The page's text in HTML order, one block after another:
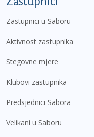
Zastupnici u Saboru
Aktivnost zastupnika
Stegovne mjere
Klubovi zastupnika
Predsjednici Sabora
Velikani u Saboru